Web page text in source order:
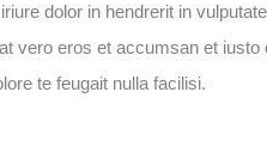
dolor in hendrerit in
vero eros et accumsan et
te feugait nulla facilisi.